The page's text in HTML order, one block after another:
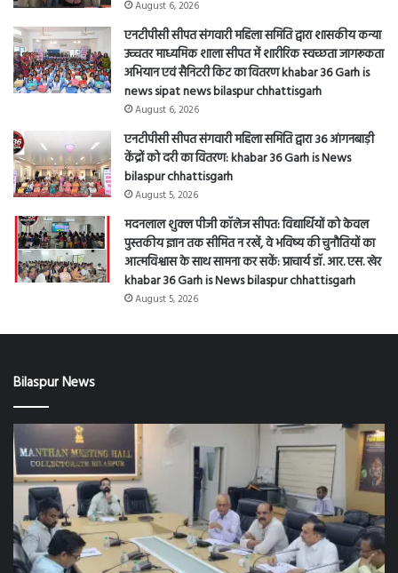
एनटीपीसी सीपत संगवारी महिला समिति द्वारा शासकीय कन्या
उच्चतर माध्यमिक शाला सीपत में शारीरिक स्वच्छता जागरूकता
अभियान एवं सैनिटरी किट का वितरण khabar 36 Garh is
news sipat news bilaspur chhattisgarh
August 6, 2026
एनटीपीसी सीपत संगवारी महिला समिति द्वारा 36 आंगनबाड़ी
केंद्रों को दरी का वितरण: khabar 36 Garh is News
bilaspur chhattisgarh
August 5, 2026
मदनलाल शुक्ल पीजी कॉलेज सीपत: विद्यार्थियों को केवल
पुस्तकीय ज्ञान तक सीमित न रखें, वे भविष्य की चुनौतियों का
आत्मविश्वास के साथ सामना कर सकें: प्राचार्य डॉ. आर. एस. खेर
khabar 36 Garh is News bilaspur chhattisgarh
August 5, 2026